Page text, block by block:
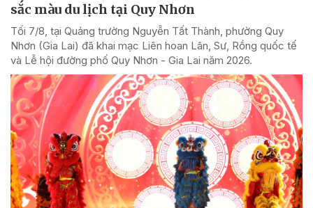
sắc màu du lịch tại Quy Nhơn
Tối 7/8, tại Quảng trường Nguyễn Tất Thành, phường Quy
Nhơn (Gia Lai) đã khai mạc Liên hoan Lân, Sư, Rồng quốc tế
và Lễ hội đường phố Quy Nhơn - Gia Lai năm 2026.